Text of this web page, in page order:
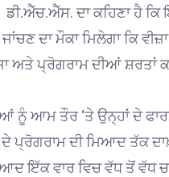
ਡੀ.ਐੱਚ.ਐੱਸ. ਦਾ ਕਹਿਣਾ ਹੈ ਕਿ
ਦਾ ਮੌਕਾ ਮਿਲੇਗਾ ਕਿ
ਅਤੇ ਪ੍ਰੋਗਰਾਮ ਦੀਆਂ ਸ਼ਰਤਾਂ
ਨੂੰ ਆਮ ਤੌਰ ‘ਤੇ ਉਨ੍ਹਾਂ ਦੇ
ਦੀ ਮਿਆਦ ਤੱਕ
ਇੱਕ ਵਾਰ ਵਿਚ ਵੱਧ ਤੋਂ ਵੱਧ